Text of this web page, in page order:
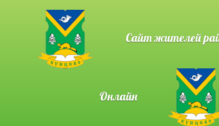
Сайт жителей
Онлайн